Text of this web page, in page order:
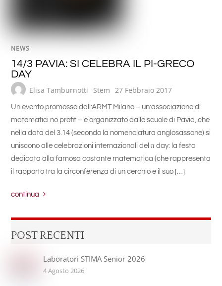
NEWS
14/3 PAVIA: SI CELEBRA IL PI-GRECO
DAY
Elisa Tamburnotti Stem 27 Febbraio 2017
Un evento promosso dall’ARMT Milano – un’associazione di
matematici no profit – e organizzato dalle scuole di Pavia, che
nella data del 3.14 (secondo la nomenclatura anglosassone) si
uniscono alle celebrazioni internazionali del π day: la festa
dedicata alla famosa costante matematica (che rappresenta
il rapporto tra la circonferenza di un cerchio e il suo […]
continua
POST RECENTI
Laboratori STIMA Senior 2026
4 Agosto 2026